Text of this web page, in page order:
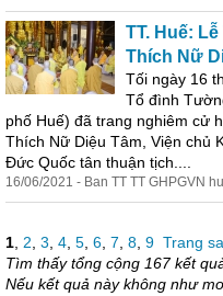
TT. Huế:
Thích Nữ
Tối ngày 16
Tổ đình
phố Huế) đã trang nghiêm cử
Thích Nữ Diệu Tâm, Viện chủ
Đức Quốc tân thuận tịch....
16/06/2021 - Ban TT TT GHPGVN
1 2 3 4 5 6 7 8 9 Trang
Tìm thấy tổng cộng 167 kết
Nếu kết quả này không như